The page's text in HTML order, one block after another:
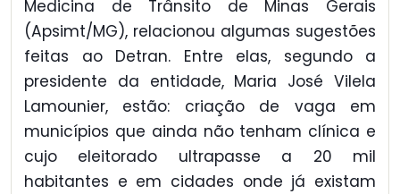
Medicina de Trânsito de Minas Gerais
(Apsimt/MG), relacionou algumas sugestões
feitas ao Detran. Entre elas, segundo a
presidente da entidade, Maria José Vilela
Lamounier, estão: criação de vaga em
municípios que ainda não tenham clínica e
cujo eleitorado ultrapasse a 20 mil
habitantes e em cidades onde já existam